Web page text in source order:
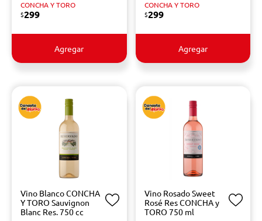
CONCHA Y TORO
$299
Agregar
CONCHA Y TORO
$299
Agregar
Vino Blanco CONCHA
Y TORO Sauvignon
Blanc Res. 750 cc
Vino Rosado Sweet
Rosé Res CONCHA y
TORO 750 ml